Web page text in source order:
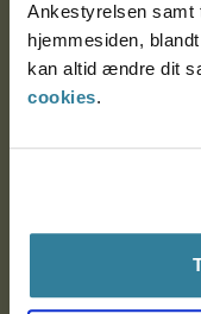
Ankestyrelsen samt
hjemmesiden,
kan altid ændre dit
cookies.
Nytorv 7, 2. sal
9000 Aalborg
Ankestyrelsen
EAN: 57 98 000 35